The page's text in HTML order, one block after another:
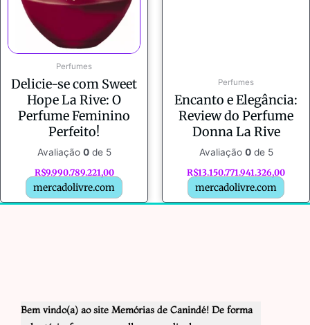
Perfumes
Delicie-se com Sweet
Hope La Rive: O
Perfume Feminino
Perfeito!
Avaliação 0de 5
R$9.990.789.221,00
mercadolivre.com
Perfumes
Encanto e Elegância:
Review do Perfume
Donna La Rive
Avaliação 0de 5
R$13.150.771.941.326,00
mercadolivre.com
Bem vindo(a) ao site Memórias de Canindé! De forma